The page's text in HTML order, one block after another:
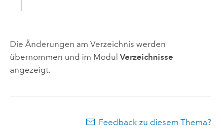
Die Änderungen am Verzeichnis werden
übernommen und im Modul Verzeichnisse
angezeigt.
Feedback zu diesem Thema?